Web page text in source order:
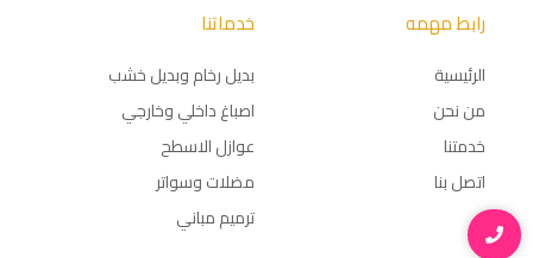
رابط مهمه
الرئيسية
من نحن
خدمتنا
اتصل بنا
خدماتنا
بديل رخام وبديل خشب
اصباغ داخلي وخارجي
عوازل الاسطح
مضلات وسواتر
ترميم مباني